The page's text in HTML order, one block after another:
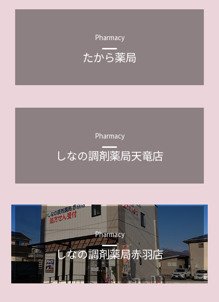
Pharmacy
たから薬局
Pharmacy
しなの調剤薬局天竜店
Pharmacy
しなの調剤薬局赤羽店